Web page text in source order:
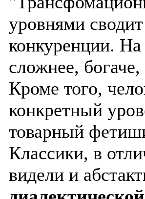
уровнями
конкуренции.
сложнее,
Кроме того,
конкретный
товарный
Классики, в
видели и